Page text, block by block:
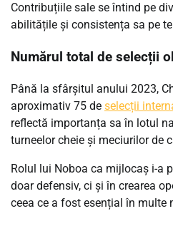
Contribuțiile sale se întind pe
abilitățile și consistența sa pe
Numărul total de selecții
Până la sfârșitul anului 2023,
aproximativ 75 de selecții
reflectă importanța sa în lotul
turneelor cheie și meciurilor de
Rolul lui Noboa ca mijlocaș i-a
doar defensiv, ci și în crearea
ceea ce a fost esențial în multe